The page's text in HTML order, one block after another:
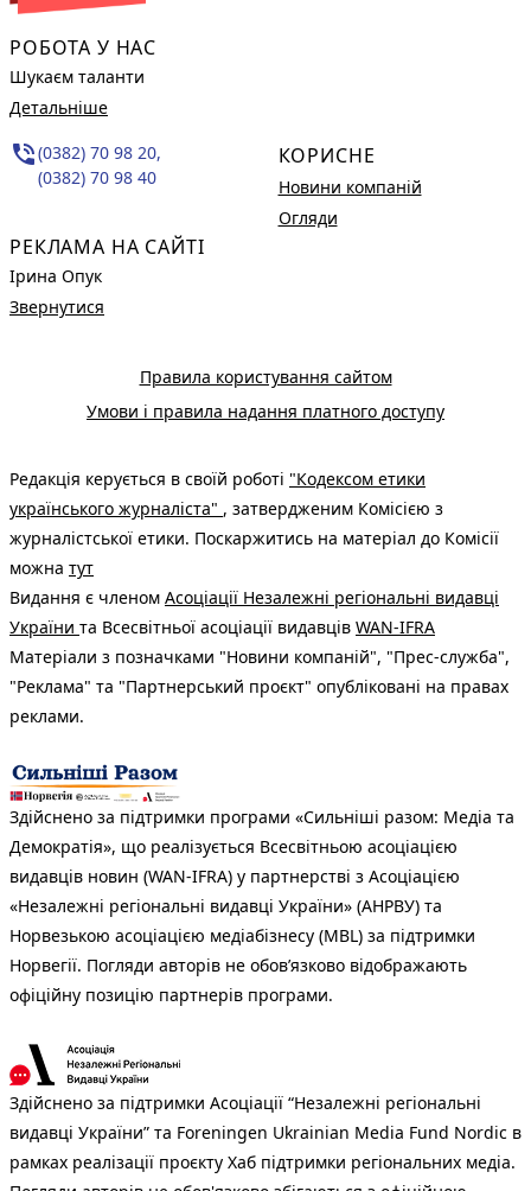
РОБОТА У НАС
Шукаєм таланти
Детальніше
phone_in_talk(0382) 70 98 20,
(0382) 70 98 40
РЕКЛАМА НА САЙТІ
Ірина Опук
Звернутися
КОРИСНЕ
Новини компаній
Огляди
Правила користування сайтом
Умови і правила надання платного доступу
Редакція керується в своїй роботі "Кодексом етики
українського журналіста" , затвердженим Комісією з
журналістської етики. Поскаржитись на матеріал до Комісії
можна тут
Видання є членом Асоціації Незалежні регіональні видавці
України та Всесвітньої асоціації видавців WAN-IFRA
Матеріали з позначками "Новини компаній", "Прес-служба",
"Реклама" та "Партнерський проєкт" опубліковані на правах
реклами.
Здійснено за підтримки програми «Сильніші разом: Медіа та
Демократія», що реалізується Всесвітньою асоціацією
видавців новин (WAN-IFRA) у партнерстві з Асоціацією
«Незалежні регіональні видавці України» (АНРВУ) та
Норвезькою асоціацією медіабізнесу (MBL) за підтримки
Норвегії. Погляди авторів не обов’язково відображають
офіційну позицію партнерів програми.
Здійснено за підтримки Асоціації “Незалежні регіональні
видавці України” та Foreningen Ukrainian Media Fund Nordic в
рамках реалізації проєкту Хаб підтримки регіональних медіа.